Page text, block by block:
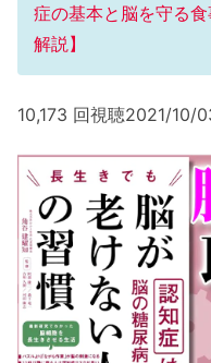
症の基本と脳を守る
解説】
10,173 回視聴2021/10/